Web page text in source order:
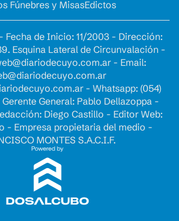
Fúnebres y MisasEdictos
Fecha de Inicio: 11/2003 - Dirección:
Esquina Lateral de Circunvalación -
- Email:
- Whatsapp: (054)
General: Pablo Dellazoppa -
Diego Castillo - Editor Web:
- Empresa propietaria del medio -
MONTES S.A.C.I.F.